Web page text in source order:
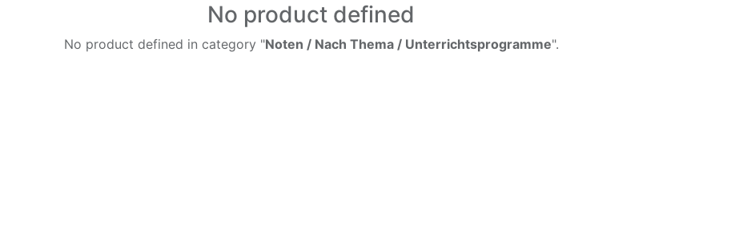
No product defined
No product defined in category "Noten / Nach Thema / Unterrichtsprogramme".